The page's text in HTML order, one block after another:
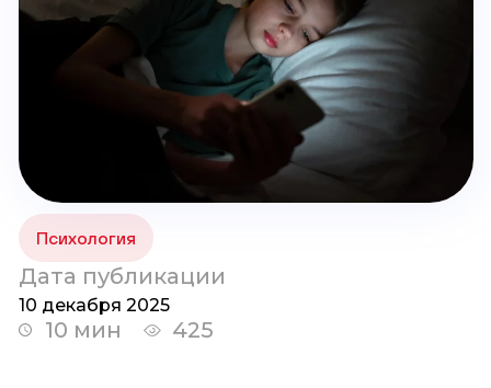
Психология
10 мин 425
Дата публикации
10 декабря 2025